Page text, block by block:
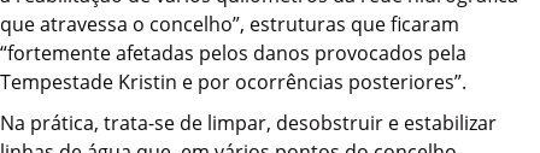
que atravessa o concelho”, estruturas que ficaram
“fortemente afetadas pelos danos provocados pela
Tempestade Kristin e por ocorrências posteriores”.
Na prática, trata-se de limpar, desobstruir e estabilizar